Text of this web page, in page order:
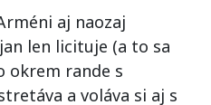
aj naozaj
len licituje (a to sa
okrem rande s
a voláva si aj s